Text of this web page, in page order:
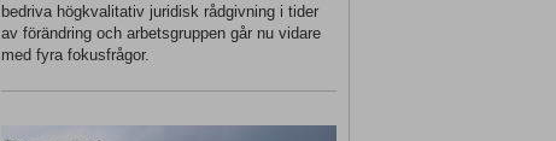
bedriva högkvalitativ juridisk rådgivning i tider
av förändring och arbetsgruppen går nu vidare
med fyra fokusfrågor.